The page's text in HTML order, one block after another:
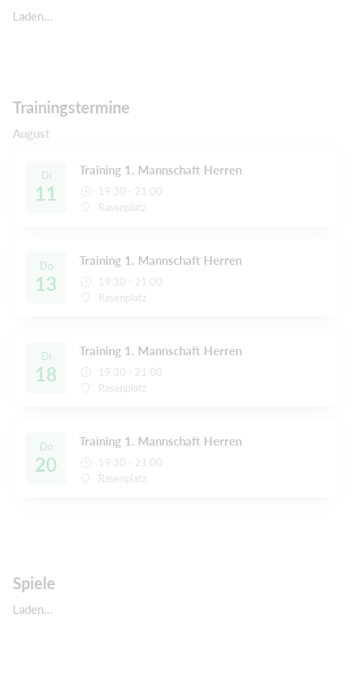
Laden...
Trainingstermine
August
Di
11
Training 1. Mannschaft Herren
19:30 - 21:00
Rasenplatz
Do
13
Training 1. Mannschaft Herren
19:30 - 21:00
Rasenplatz
Di
18
Training 1. Mannschaft Herren
19:30 - 21:00
Rasenplatz
Do
20
Training 1. Mannschaft Herren
19:30 - 21:00
Rasenplatz
Spiele
Laden...